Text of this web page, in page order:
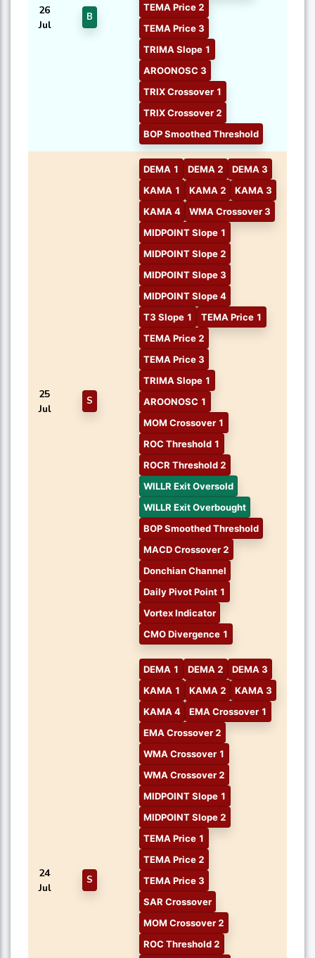
26
Jul
B
TEMA Price 2
TEMA Price 3
TRIMA Slope 1
AROONOSC 3
TRIX Crossover 1
TRIX Crossover 2
BOP Smoothed Threshold
25
Jul
S
DEMA 1 DEMA 2
DEMA 3
KAMA 1
KAMA 2
KAMA 3
KAMA 4
WMA Crossover 3
MIDPOINT Slope 1
MIDPOINT Slope 2
MIDPOINT Slope 3
MIDPOINT Slope 4
T3 Slope 1
TEMA Price 1
TEMA Price 2
TEMA Price 3
TRIMA Slope 1
AROONOSC 1
MOM Crossover 1
ROC Threshold 1
ROCR Threshold 2
WILLR Exit Oversold
WILLR Exit Overbought
BOP Smoothed Threshold
MACD Crossover 2
Donchian Channel
Daily Pivot Point 1
Vortex Indicator
CMO Divergence 1
24
Jul
S
DEMA 1 DEMA 2
DEMA 3
KAMA 1
KAMA 2
KAMA 3
KAMA 4
EMA Crossover 1
EMA Crossover 2
WMA Crossover 1
WMA Crossover 2
MIDPOINT Slope 1
MIDPOINT Slope 2
TEMA Price 1
TEMA Price 2
TEMA Price 3
SAR Crossover
MOM Crossover 2
ROC Threshold 2